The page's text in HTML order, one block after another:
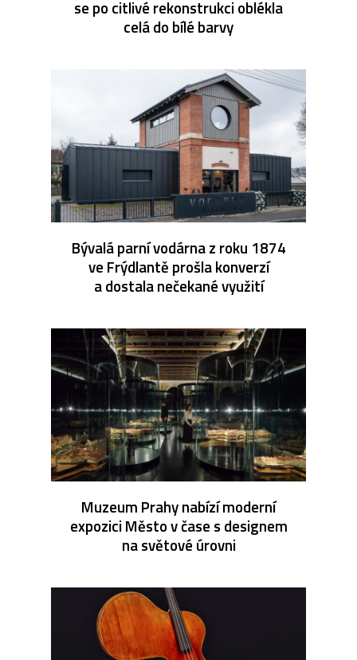
se po citlivé rekonstrukci oblékla
celá do bílé barvy
Bývalá parní vodárna z roku 1874
ve Frýdlantě prošla konverzí
a dostala nečekané využití
Muzeum Prahy nabízí moderní
expozici Město v čase s designem
na světové úrovni